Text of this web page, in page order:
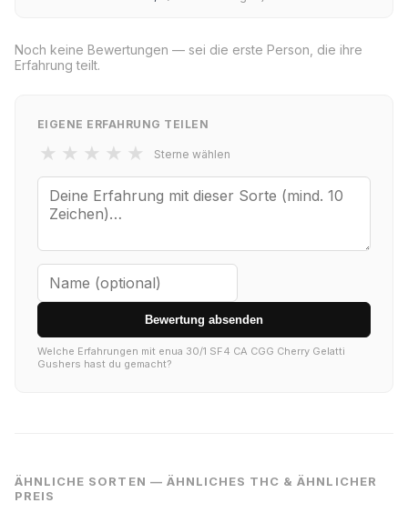
Noch keine Bewertungen — sei die erste Person, die ihre
Erfahrung teilt.
EIGENE ERFAHRUNG TEILEN
★ ★ ★ ★ ★ Sterne wählen
Bewertung absenden
Welche Erfahrungen mit enua 30/1 SF4 CA CGG Cherry Gelatti
Gushers hast du gemacht?
ÄHNLICHE SORTEN — ÄHNLICHES THC & ÄHNLICHER
PREIS